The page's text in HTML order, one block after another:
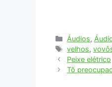
Categorias
Áudios,
Tags
velhos,
Peixe elétrico
Tô